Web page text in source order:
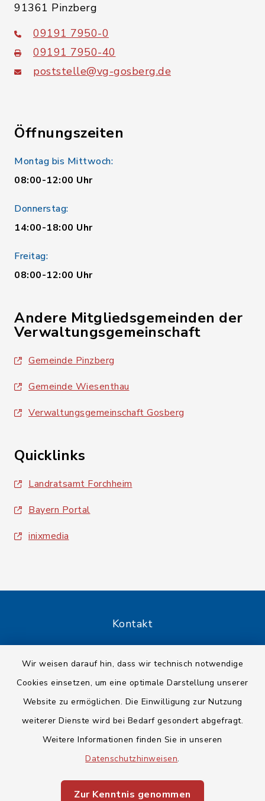
Wir weisen darauf hin, dass wir technisch notwendige
Cookies einsetzen, um eine optimale Darstellung unserer
Website zu ermöglichen. Die Einwilligung zur Nutzung
weiterer Dienste wird bei Bedarf gesondert abgefragt.
Weitere Informationen finden Sie in unseren
Datenschutzhinweisen.
Zur Kenntnis genommen
91361 Pinzberg
09191 7950-0
09191 7950-40
poststelle@vg-gosberg.de
Öffnungszeiten
Montag bis Mittwoch:
08:00-12:00 Uhr
Donnerstag:
14:00-18:00 Uhr
Freitag:
08:00-12:00 Uhr
Andere Mitgliedsgemeinden der
Verwaltungsgemeinschaft
Gemeinde Pinzberg
Gemeinde Wiesenthau
Verwaltungsgemeinschaft Gosberg
Quicklinks
Landratsamt Forchheim
Bayern Portal
inixmedia
Kontakt
Datenschutz
Impressum
Sitemap
Cookie-Einstellungen